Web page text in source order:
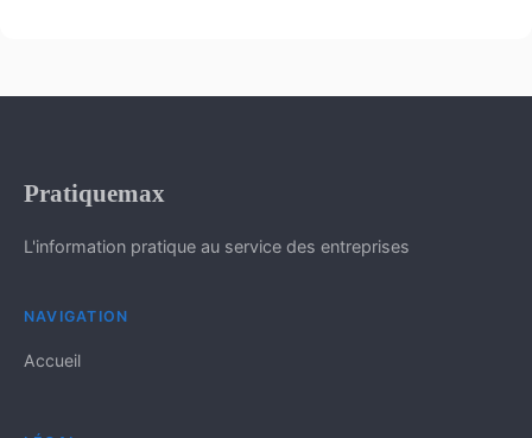
Pratiquemax
L'information pratique au service des entreprises
NAVIGATION
Accueil